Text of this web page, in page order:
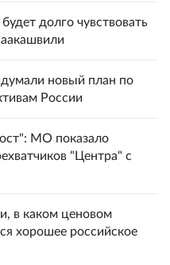
долго чувствовать
новый план по
России
МО показало
"Центра" с
в каком ценовом
хорошее российское